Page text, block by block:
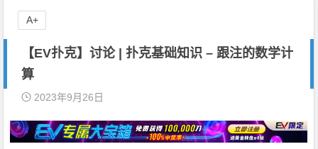
【EV扑克】讨论 | 扑克基础知识 – 跟注的数学计
算
2023年9月26日
A+